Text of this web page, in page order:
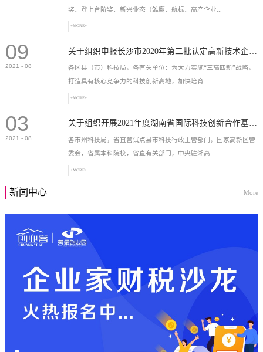
奖、登上台阶奖、新兴业态（雏鹰、航标、高产企业...
）奖等，最高奖励2...
+MORE+
09
2021 - 08
各区县（市）科技局，各有关单位：为大力实施“三高四新”战略，
打造具有核心竞争力的科技创新高地，加快培育...
高新技术企业，充分...
+MORE+
03
2021 - 08
关于组织开展2021年度湖南省国际科技创新合作基地申报工作的通知
各市州科技局，省直管试点县市科技行政主管部门，国家高新区管
委会，省属本科院校，省直有关部门，中央驻湘高...
+MORE+
新闻中心 More